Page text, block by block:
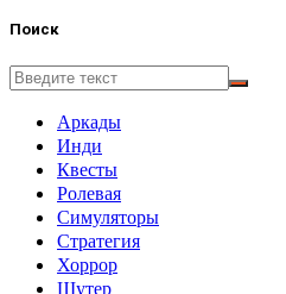
Поиск
Аркады
Инди
Квесты
Ролевая
Симуляторы
Стратегия
Хоррор
Шутер